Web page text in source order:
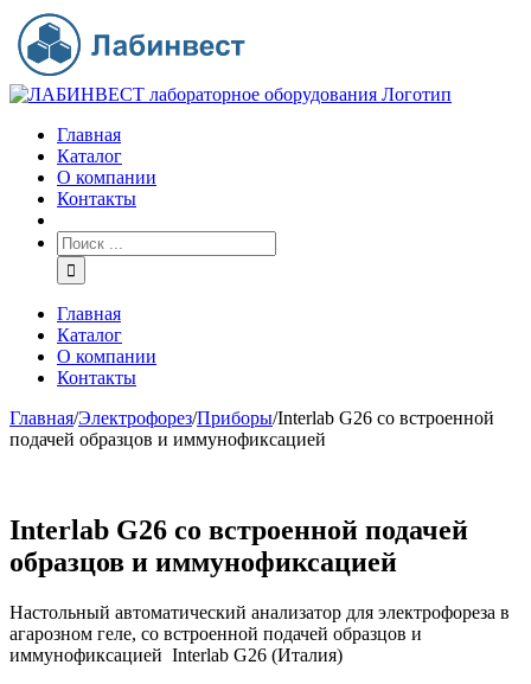
Главная
Каталог
О компании
Контакты
Главная
Каталог
О компании
Контакты
Главная/Электрофорез/Приборы/Interlab G26 со встроенной
подачей образцов и иммунофиксацией
Interlab G26 со встроенной подачей
образцов и иммунофиксацией
Настольный автоматический анализатор для электрофореза в
агарозном геле, со встроенной подачей образцов и
иммунофиксацией Interlab G26 (Италия)